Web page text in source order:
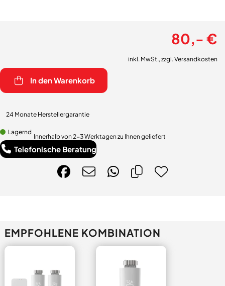
80,- €
inkl. MwSt., zzgl. Versandkosten
In den Warenkorb
24 Monate Herstellergarantie
Lagernd
Innerhalb von 2-3 Werktagen zu Ihnen geliefert
Telefonische Beratung
EMPFOHLENE KOMBINATION